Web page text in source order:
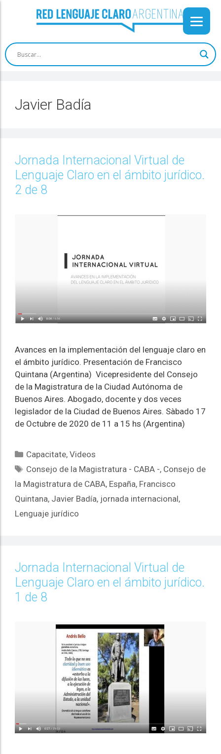
Javier Badía
Jornada Internacional Virtual de
Lenguaje Claro en el ámbito jurídico.
2 de 8
Avances en la implementación del lenguaje claro en
el ámbito jurídico. Presentación de Francisco
Quintana (Argentina) Vicepresidente del Consejo
de la Magistratura de la Ciudad Autónoma de
Buenos Aires. Abogado, docente y dos veces
legislador de la Ciudad de Buenos Aires. Sàbado 17
de Octubre de 2020 de 11 a 15 hs (Argentina)
Capacitate,Videos
Consejo de la Magistratura - CABA -, Consejo de
la Magistratura de CABA, España, Francisco
Quintana, Javier Badía, jornada internacional,
Lenguaje jurídico
Jornada Internacional Virtual de
Lenguaje Claro en el ámbito jurídico.
1 de 8